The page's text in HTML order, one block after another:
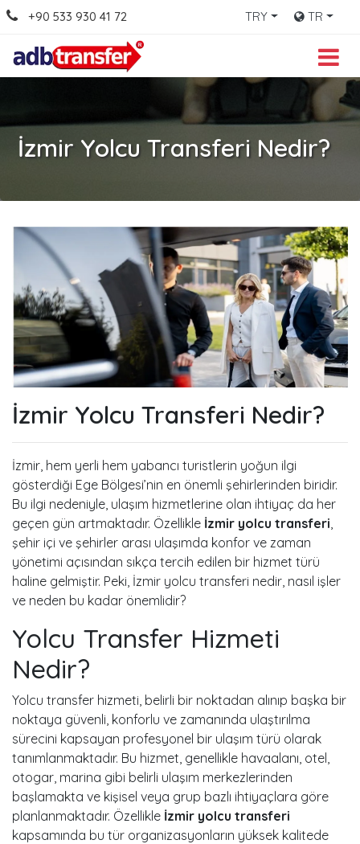
+90 533 930 41 72 TRY TR
İzmir Yolcu Transferi Nedir?
İzmir Yolcu Transferi Nedir?
İzmir, hem yerli hem yabancı turistlerin yoğun ilgi
gösterdiği Ege Bölgesi’nin en önemli şehirlerinden biridir.
Bu ilgi nedeniyle, ulaşım hizmetlerine olan ihtiyaç da her
geçen gün artmaktadır. Özellikle İzmir yolcu transferi
şehir içi ve şehirler arası ulaşımda konfor ve zaman
yönetimi açısından sıkça tercih edilen bir hizmet türü
haline gelmiştir. Peki, İzmir yolcu transferi nedir, nasıl işler
ve neden bu kadar önemlidir?
Yolcu Transfer Hizmeti
Nedir?
Yolcu transfer hizmeti, belirli bir noktadan alınıp başka bir
noktaya güvenli, konforlu ve zamanında ulaştırılma
sürecini kapsayan profesyonel bir ulaşım türü olarak
tanımlanmaktadır. Bu hizmet, genellikle havaalanı, otel,
otogar, marina gibi belirli ulaşım merkezlerinden
başlamakta ve kişisel veya grup bazlı ihtiyaçlara göre
planlanmaktadır. Özellikle İzmir yolcu transferi
kapsamında bu tür organizasyonların yüksek kalitede